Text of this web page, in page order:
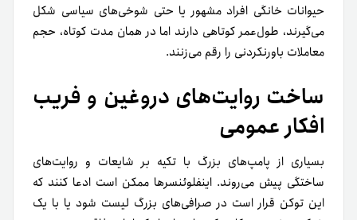
حیوانات خانگی افراد مشهور یا حتی شوخی‌های سیاسی شکل
می‌گیرند، طول‌عمر کوتاهی دارند اما در همان مدت کوتاه، حجم
معاملات باورنکردنی را رقم می‌زنند.
ساخت روایت‌های دروغین و فریب
افکار عمومی
بسیاری از پامپ‌های بزرگ با تکیه بر شایعات و روایت‌های
ساختگی پیش می‌روند. اینفلوئنسرها ممکن است ادعا کنند که
این توکن قرار است در صرافی‌های بزرگ لیست شود یا با یک